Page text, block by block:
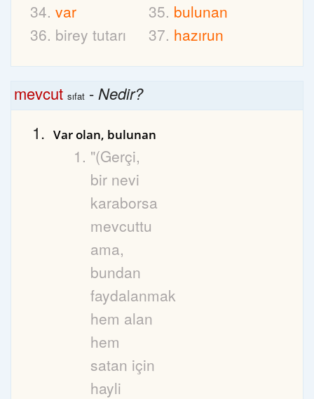
var
bulunan
birey tutarı
hazırun
mevcut sıfat -Nedir?
Var olan, bulunan
"(Gerçi,
bir nevi
karaborsa
mevcuttu
ama,
bundan
faydalanmak
hem alan
hem
satan için
hayli